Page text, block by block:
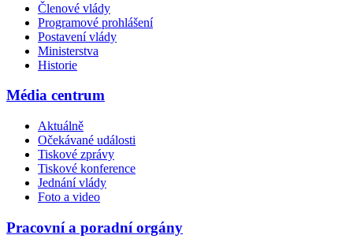
Členové vlády
Programové prohlášení
Postavení vlády
Ministerstva
Historie
Média centrum
Aktuálně
Očekávané události
Tiskové zprávy
Tiskové konference
Jednání vlády
Foto a video
Pracovní a poradní orgány